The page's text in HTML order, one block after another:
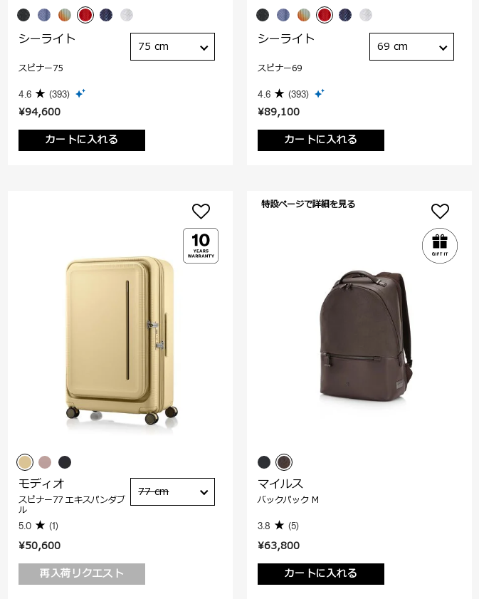
¥94,600
カートに入れる
シーライト
スピナー75
4.6 (393)
75 cm
¥89,100
カートに入れる
シーライト
スピナー69
4.6 (393)
69 cm
¥50,600
再入荷リクエスト
モディオ
スピナー77 エキスパンダブ
ル
5.0 (1)
77 cm
¥63,800
カートに入れる
特設ページで詳細を見る
マイルス
バックパック M
3.8 (5)